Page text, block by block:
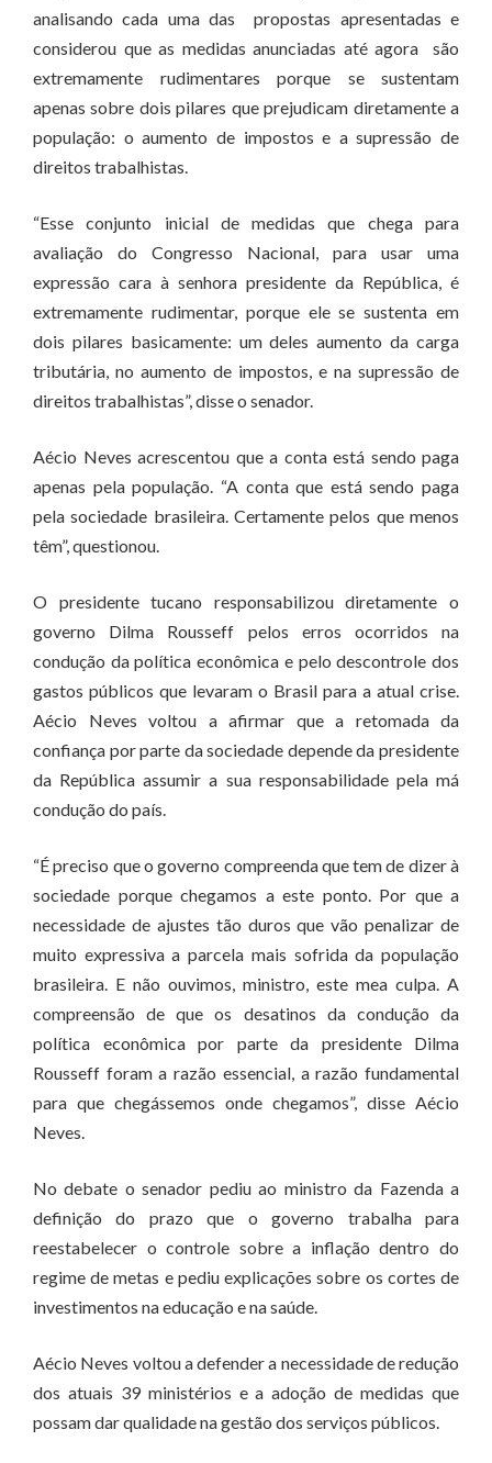
analisando cada uma das propostas apresentadas e
considerou que as medidas anunciadas até agora são
extremamente rudimentares porque se sustentam
apenas sobre dois pilares que prejudicam diretamente a
população: o aumento de impostos e a supressão de
direitos trabalhistas.
“Esse conjunto inicial de medidas que chega para
avaliação do Congresso Nacional, para usar uma
expressão cara à senhora presidente da República, é
extremamente rudimentar, porque ele se sustenta em
dois pilares basicamente: um deles aumento da carga
tributária, no aumento de impostos, e na supressão de
direitos trabalhistas”, disse o senador.
Aécio Neves acrescentou que a conta está sendo paga
apenas pela população. “A conta que está sendo paga
pela sociedade brasileira. Certamente pelos que menos
têm”, questionou.
O presidente tucano responsabilizou diretamente o
governo Dilma Rousseff pelos erros ocorridos na
condução da política econômica e pelo descontrole dos
gastos públicos que levaram o Brasil para a atual crise.
Aécio Neves voltou a afirmar que a retomada da
confiança por parte da sociedade depende da presidente
da República assumir a sua responsabilidade pela má
condução do país.
“É preciso que o governo compreenda que tem de dizer à
sociedade porque chegamos a este ponto. Por que a
necessidade de ajustes tão duros que vão penalizar de
muito expressiva a parcela mais sofrida da população
brasileira. E não ouvimos, ministro, este mea culpa. A
compreensão de que os desatinos da condução da
política econômica por parte da presidente Dilma
Rousseff foram a razão essencial, a razão fundamental
para que chegássemos onde chegamos”, disse Aécio
Neves.
No debate o senador pediu ao ministro da Fazenda a
definição do prazo que o governo trabalha para
reestabelecer o controle sobre a inflação dentro do
regime de metas e pediu explicações sobre os cortes de
investimentos na educação e na saúde.
Aécio Neves voltou a defender a necessidade de redução
dos atuais 39 ministérios e a adoção de medidas que
possam dar qualidade na gestão dos serviços públicos.